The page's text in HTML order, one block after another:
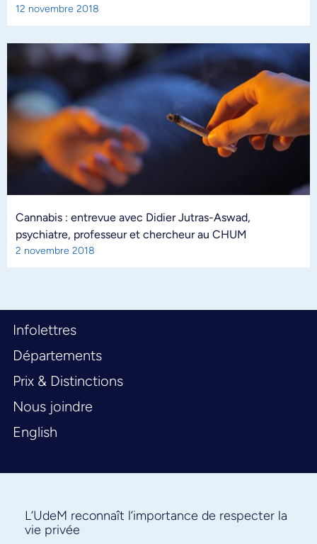
12 novembre 2018
Cannabis : entrevue avec Didier Jutras-Aswad,
psychiatre, professeur et chercheur au CHUM
2 novembre 2018
Infolettres
Départements
Prix & Distinctions
Nous joindre
English
L’UdeM reconnaît l’importance de respecter la
vie privée